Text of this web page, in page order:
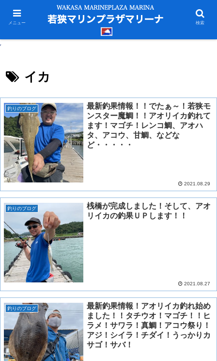
イカ
釣りのブログ
最新釣果情報！！でたぁ～！若狭モ
ンスター魔鯛！！アオリイカ釣れて
ます！マゴチ！レンコ鯛、アオハ
タ、アコウ、甘鯛、などな
ど・・・・・
2021.08.29
釣りのブログ
桟橋が完成しました！そして、アオ
リイカの釣果ＵＰします！！
2021.08.27
釣りのブログ
最新釣果情報！アオリイカ釣れ始め
ました！！タチウオ！マゴチ！！ヒ
ラメ！サワラ！真鯛！アコウ祭り！
アジ！シイラ！チダイ！うっかりカ
サゴ！サバ！
メニュー 検索